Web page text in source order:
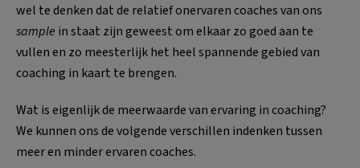
wel te denken dat de relatief onervaren coaches van ons
sample in staat zijn geweest om elkaar zo goed aan te
vullen en zo meesterlijk het heel spannende gebied van
coaching in kaart te brengen.
Wat is eigenlijk de meerwaarde van ervaring in coaching?
We kunnen ons de volgende verschillen indenken tussen
meer en minder ervaren coaches.